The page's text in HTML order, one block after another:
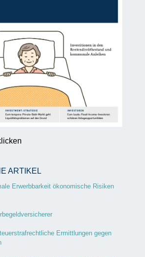
ARTIKEL
Erwerbbarkeit ökonomische Risiken
Ermittlungen gegen